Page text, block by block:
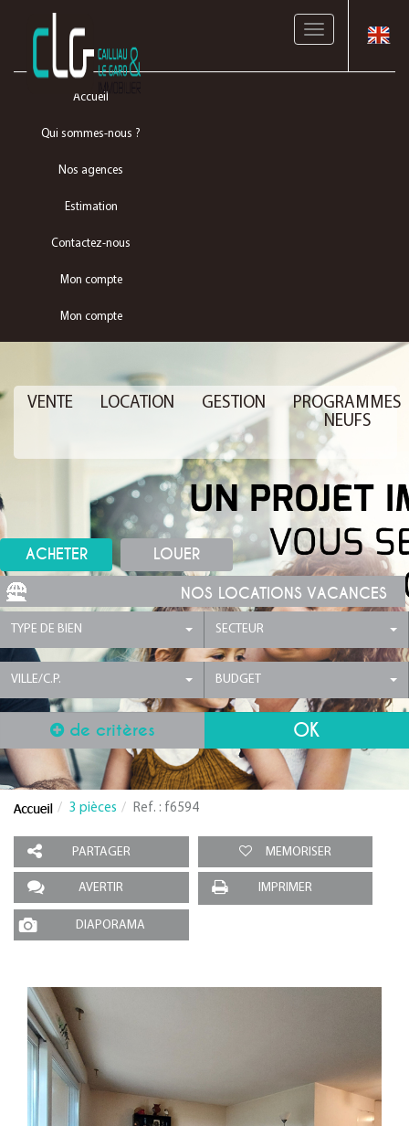
Toggle
Accueil
Qui sommes-nous ?
Nos agences
Estimation
Contactez-nous
Mon compte
Mon compte
VENTE LOCATION GESTION
PROGRAMMES
NEUFS
ACHETER LOUER
NOS LOCATIONS VACANCES
TYPE DE BIEN SECTEUR
VILLE/C.P. BUDGET
de critères
3 pièces Ref. : f6594
PARTAGER MEMORISER
AVERTIR IMPRIMER
DIAPORAMA